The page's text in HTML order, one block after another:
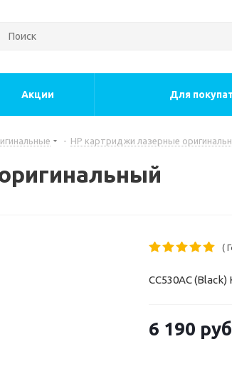
Акции Для
- HP картриджи лазерные
(
CC530AC
6 190